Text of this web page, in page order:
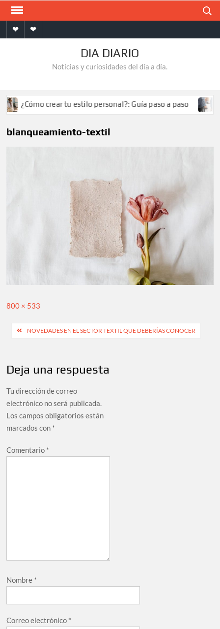
Saltar
contenido
InicioContacto
DIA DIARIO
Noticias y curiosidades del día a día.
¿Cómo crear tu estilo personal?: Guía paso a paso
blanqueamiento-textil
Tamaño
800 × 533
Navegación
entradas
NOVEDADES EN EL SECTOR TEXTIL QUE DEBERÍAS CONOCER
Deja una respuesta
Tu dirección de correo
electrónico no será publicada.
Los campos obligatorios están
marcados con *
Comentario *
Nombre *
Correo electrónico *